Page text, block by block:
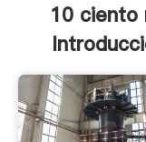
10 ciento